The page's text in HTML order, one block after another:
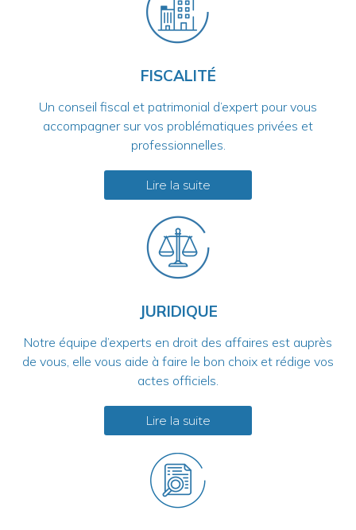
FISCALITÉ
Un conseil fiscal et patrimonial d’expert pour vous
accompagner sur vos problématiques privées et
professionnelles.
Lire la suite
JURIDIQUE
Notre équipe d’experts en droit des affaires est auprès
de vous, elle vous aide à faire le bon choix et rédige vos
actes officiels.
Lire la suite